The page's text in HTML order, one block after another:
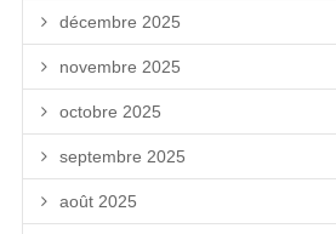
décembre 2025
novembre 2025
octobre 2025
septembre 2025
août 2025